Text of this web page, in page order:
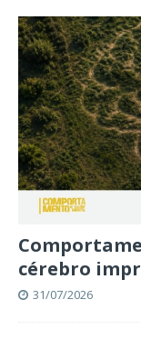
cérebro
31/07/2026